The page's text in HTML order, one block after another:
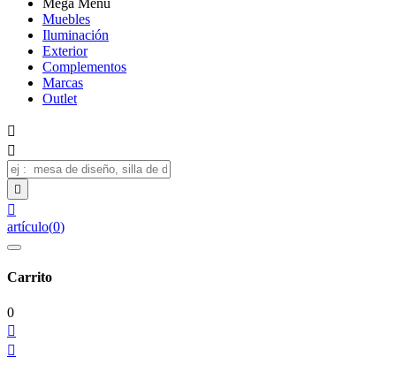
Mega Menu
Muebles
Iluminación
Exterior
Complementos
Marcas
Outlet




artículo(0)
Carrito
0

